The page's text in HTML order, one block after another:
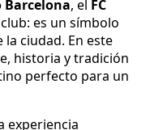
perfecto para un
experiencia
modernismo,
cosmopolita